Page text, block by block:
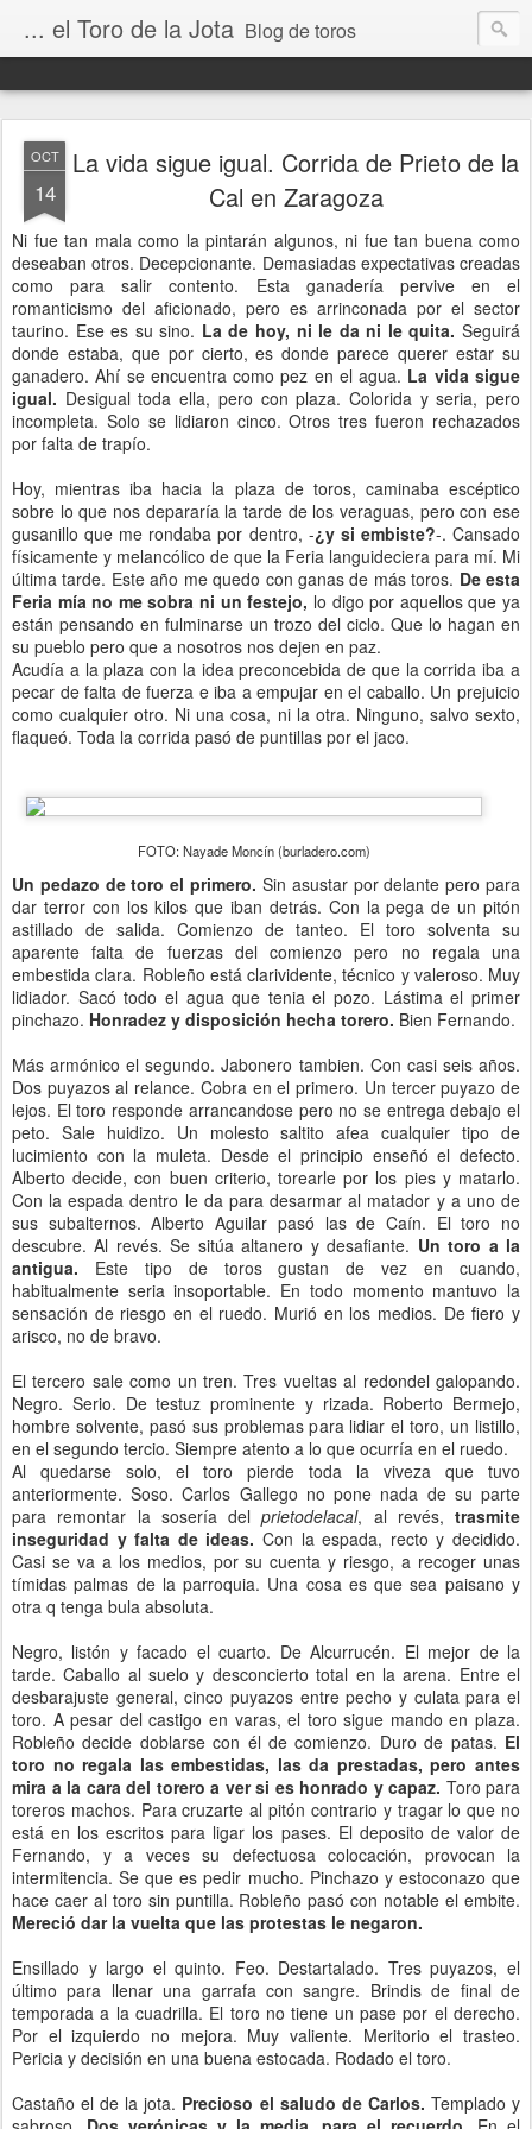
... el Toro de la Jota Blog de toros
OCT
14
La vida sigue igual. Corrida de Prieto de la
Cal en Zaragoza
Ni fue tan mala como la pintarán algunos, ni fue tan buena como
deseaban otros. Decepcionante. Demasiadas expectativas creadas
como para salir contento. Esta ganadería pervive en el
romanticismo del aficionado, pero es arrinconada por el sector
taurino. Ese es su sino. La de hoy, ni le da ni le quita.Seguirá
donde estaba, que por cierto, es donde parece querer estar su
ganadero. Ahí se encuentra como pez en el agua. La vida sigue
igual. Desigual toda ella, pero con plaza. Colorida y seria, pero
incompleta. Solo se lidiaron cinco. Otros tres fueron rechazados
por falta de trapío.
Hoy, mientras iba hacia la plaza de toros, caminaba escéptico
sobre lo que nos depararía la tarde de los veraguas, pero con ese
gusanillo que me rondaba por dentro, -¿y si embiste?-. Cansado
físicamente y melancólico de que la Feria languideciera para mí. Mi
última tarde. Este año me quedo con ganas de más toros. De esta
Feria mía no me sobra ni un festejo, lo digo por aquellos que ya
están pensando en fulminarse un trozo del ciclo. Que lo hagan en
su pueblo pero que a nosotros nos dejen en paz.
Acudía a la plaza con la idea preconcebida de que la corrida iba a
pecar de falta de fuerza e iba a empujar en el caballo. Un prejuicio
como cualquier otro. Ni una cosa, ni la otra. Ninguno, salvo sexto,
flaqueó. Toda la corrida pasó de puntillas por el jaco.
FOTO: Nayade Moncín (burladero.com)
Un pedazo de toro el primero. Sin asustar por delante pero para
dar terror con los kilos que iban detrás. Con la pega de un pitón
astillado de salida. Comienzo de tanteo. El toro solventa su
aparente falta de fuerzas del comienzo pero no regala una
embestida clara. Robleño está clarividente, técnico y valeroso. Muy
lidiador. Sacó todo el agua que tenia el pozo. Lástima el primer
pinchazo. Honradez y disposición hecha torero. Bien Fernando.
Más armónico el segundo. Jabonero tambien. Con casi seis años.
Dos puyazos al relance. Cobra en el primero. Un tercer puyazo de
lejos. El toro responde arrancandose pero no se entrega debajo el
peto. Sale huidizo. Un molesto saltito afea cualquier tipo de
lucimiento con la muleta. Desde el principio enseñó el defecto.
Alberto decide, con buen criterio, torearle por los pies y matarlo.
Con la espada dentro le da para desarmar al matador y a uno de
sus subalternos. Alberto Aguilar pasó las de Caín. El toro no
descubre. Al revés. Se sitúa altanero y desafiante. Un toro a la
antigua. Este tipo de toros gustan de vez en cuando,
habitualmente seria insoportable. En todo momento mantuvo la
sensación de riesgo en el ruedo. Murió en los medios. De fiero y
arisco, no de bravo.
El tercero sale como un tren. Tres vueltas al redondel galopando.
Negro. Serio. De testuz prominente y rizada. Roberto Bermejo,
hombre solvente, pasó sus problemas para lidiar el toro, un listillo,
en el segundo tercio. Siempre atento a lo que ocurría en el ruedo.
Al quedarse solo, el toro pierde toda la viveza que tuvo
anteriormente. Soso. Carlos Gallego no pone nada de su parte
para remontar la sosería delprietodelacal, al revés, trasmite
inseguridad y falta de ideas. Con la espada, recto y decidido.
Casi se va a los medios, por su cuenta y riesgo, a recoger unas
tímidas palmas de la parroquia. Una cosa es que sea paisano y
otra q tenga bula absoluta.
Negro, listón y facado el cuarto. De Alcurrucén. El mejor de la
tarde. Caballo al suelo y desconcierto total en la arena. Entre el
desbarajuste general, cinco puyazos entre pecho y culata para el
toro. A pesar del castigo en varas, el toro sigue mando en plaza.
Robleño decide doblarse con él de comienzo. Duro de patas. El
toro no regala las embestidas, las da prestadas, pero antes
mira a la cara del torero a ver si es honrado y capaz. Toro para
toreros machos. Para cruzarte al pitón contrario y tragar lo que no
está en los escritos para ligar los pases. El deposito de valor de
Fernando, y a veces su defectuosa colocación, provocan la
intermitencia. Se que es pedir mucho. Pinchazo y estoconazo que
hace caer al toro sin puntilla. Robleño pasó con notable el embite.
Mereció dar la vuelta que las protestas le negaron.
Ensillado y largo el quinto. Feo. Destartalado. Tres puyazos, el
último para llenar una garrafa con sangre. Brindis de final de
temporada a la cuadrilla. El toro no tiene un pase por el derecho.
Por el izquierdo no mejora. Muy valiente. Meritorio el trasteo.
Pericia y decisión en una buena estocada. Rodado el toro.
Castaño el de la jota. Precioso el saludo de Carlos. Templado y